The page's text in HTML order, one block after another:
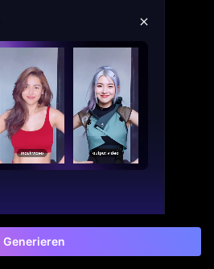
Generieren